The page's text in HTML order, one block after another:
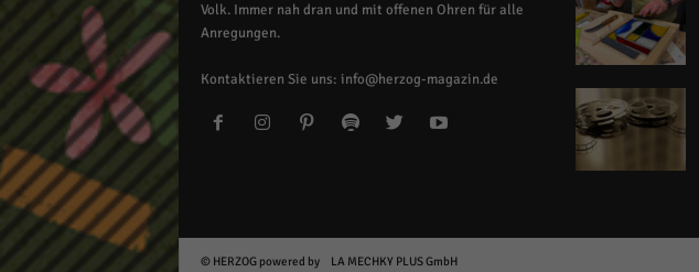
Volk. Immer nah dran und mit offenen Ohren für alle
Anregungen.
Kontaktieren Sie uns: info@herzog-magazin.de
© HERZOG powered by LA MECHKY PLUS GmbH